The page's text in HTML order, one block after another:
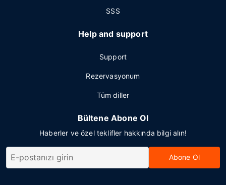
SSS
Help and support
Support
Rezervasyonum
Tüm diller
Bültene Abone Ol
Haberler ve özel teklifler hakkında bilgi alın!
Abone Ol